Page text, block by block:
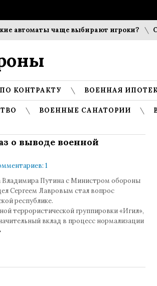
автоматы чаще выбирают игроки?
КОНТРАКТУ ВОЕННАЯ
ВОЕННЫЕ САНАТОРИИ
о выводе военной
1
Владимира Путина с Министром обороны
Сергеем Лавровым стал вопрос
республике.
террористической группировки «Игил»,
вклад в процесс нормализации